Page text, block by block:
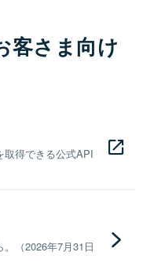
客さま向け
取得できる公式API
（2026年7月31日